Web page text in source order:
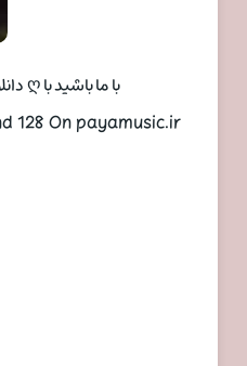
با ما باشید با ღ دانلود اهنگ با پی به تو رسیدن راز عاشقانه ای دارم با صدای رامین رعیت به همراه تکست و بهترین کیفیت ♪
128 On payamusic.ir